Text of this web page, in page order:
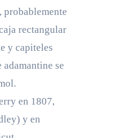
probablemente
rectangular
y capiteles
adamantine se
en 1807,
y en